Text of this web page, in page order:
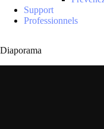
Support
Professionnels
Diaporama